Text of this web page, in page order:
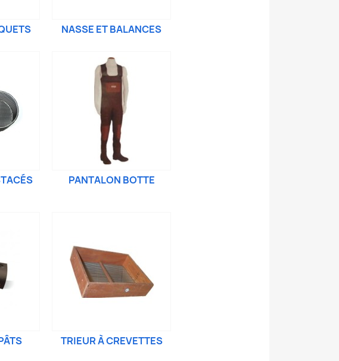
NASSE ET BALANCES
PANTALON BOTTE
TRIEUR À CREVETTES